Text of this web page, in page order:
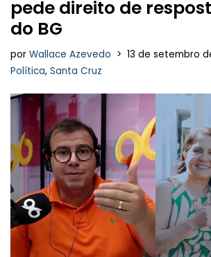
pede direito de
do BG
por Wallace Azevedo
13 de setembro
Política, Santa Cruz